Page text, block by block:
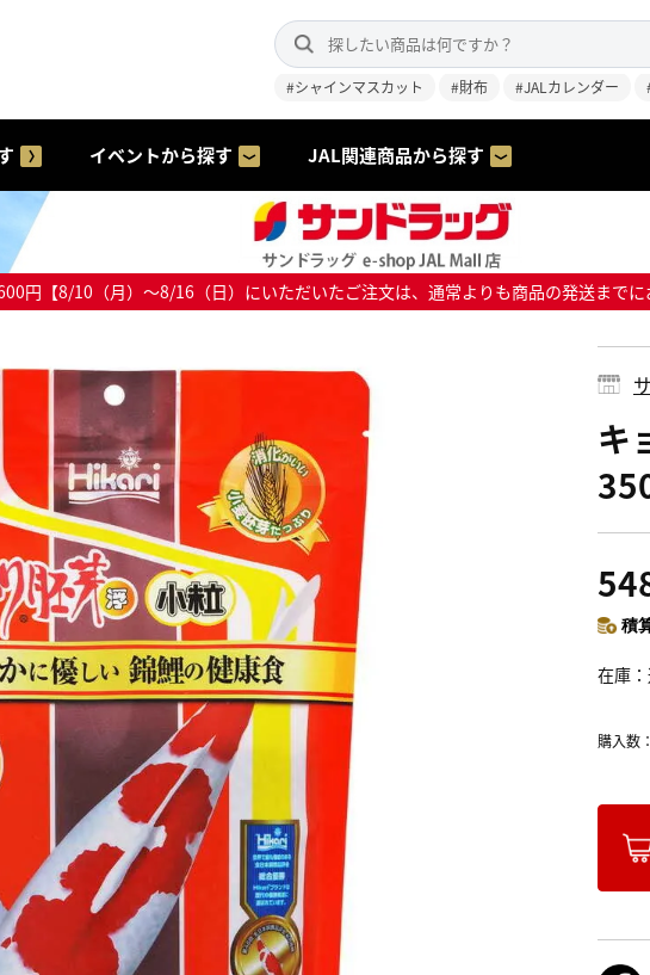
#シャインマスカット #財布 #JALカレンダー
イベントから探す JAL関連商品から探す
円【8/10（月）～8/16（日）にいただいたご注文は、通常よりも商品の発送まで
キ
積
在庫
購入数：